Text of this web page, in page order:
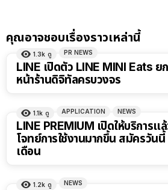
คุณอาจชอบเรื่องราวเหล่านี้
1.3k ดู PR NEWS
LINE เปิดตัว LINE MINI Eats ย
หน้าร้านดิจิทัลครบวงจร
1.1k ดู APPLICATION NEWS
LINE PREMIUM เปิดให้บริการแ
โจทย์การใช้งานมากขึ้น สมัครวัน
เดือน
1.2k ดู NEWS